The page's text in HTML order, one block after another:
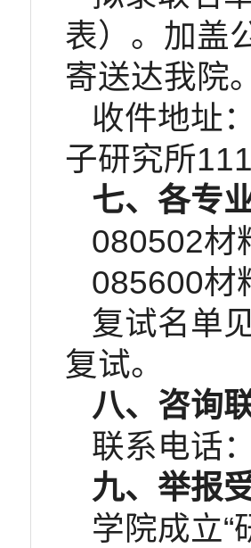
表）。加盖
寄送达我院
收件地址
子研究所
七、各专
080502材
085600材
复试名单
复试。
八、咨询
联系电话
九、举报
学院成立“